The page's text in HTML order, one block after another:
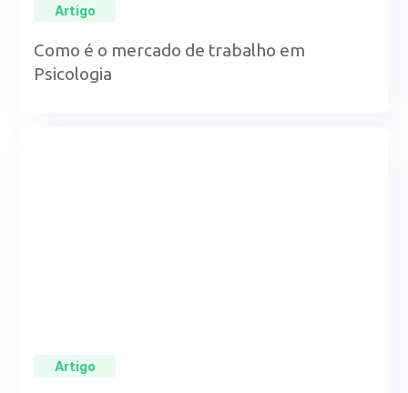
Artigo
Como é o mercado de trabalho em
Psicologia
Artigo